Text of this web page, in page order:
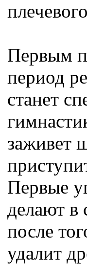
Первым
период
станет
заживет
Первые
делают в
после
удалит